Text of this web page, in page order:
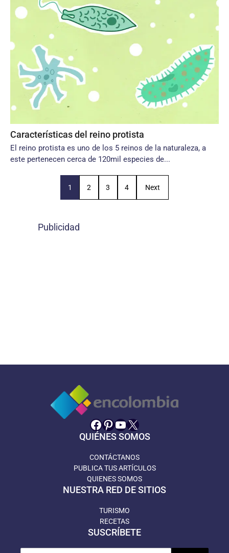
Características del reino protista
El reino protista es uno de los 5 reinos de la naturaleza, a
este pertenecen cerca de 120mil especies de...
1 2 3 4 Next
Publicidad
Facebook
Pinterest
YouTube
X
QUIÉNES SOMOS
CONTÁCTANOS
PUBLICA TUS ARTÍCULOS
QUIENES SOMOS
NUESTRA RED DE SITIOS
TURISMO
RECETAS
SUSCRÍBETE